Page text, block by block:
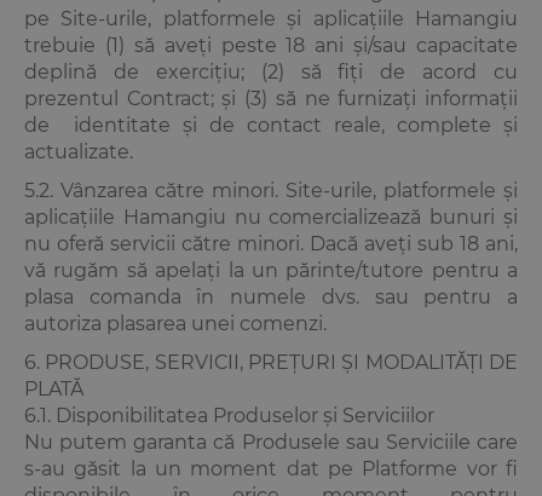
pe Site-urile, platformele și aplicațiile Hamangiu
trebuie (1) să aveți peste 18 ani și/sau capacitate
deplină de exercițiu; (2) să fiți de acord cu
prezentul Contract; și (3) să ne furnizați informații
de identitate și de contact reale, complete și
actualizate.
5.2. Vânzarea către minori. Site-urile, platformele și
aplicațiile Hamangiu nu comercializează bunuri și
nu oferă servicii către minori. Dacă aveți sub 18 ani,
vă rugăm să apelați la un părinte/tutore pentru a
plasa comanda în numele dvs. sau pentru a
autoriza plasarea unei comenzi.
6. PRODUSE, SERVICII, PREȚURI ȘI MODALITĂȚI DE
PLATĂ
6.1. Disponibilitatea Produselor și Serviciilor
Nu putem garanta că Produsele sau Serviciile care
s-au găsit la un moment dat pe Platforme vor fi